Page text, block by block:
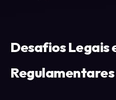
Desafios Legais
Regulamentares